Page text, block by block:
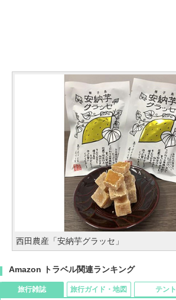
西田農産「安納芋グラッセ」
Amazon トラベル関連ランキング
旅行雑誌 旅行ガイド・地図 テント